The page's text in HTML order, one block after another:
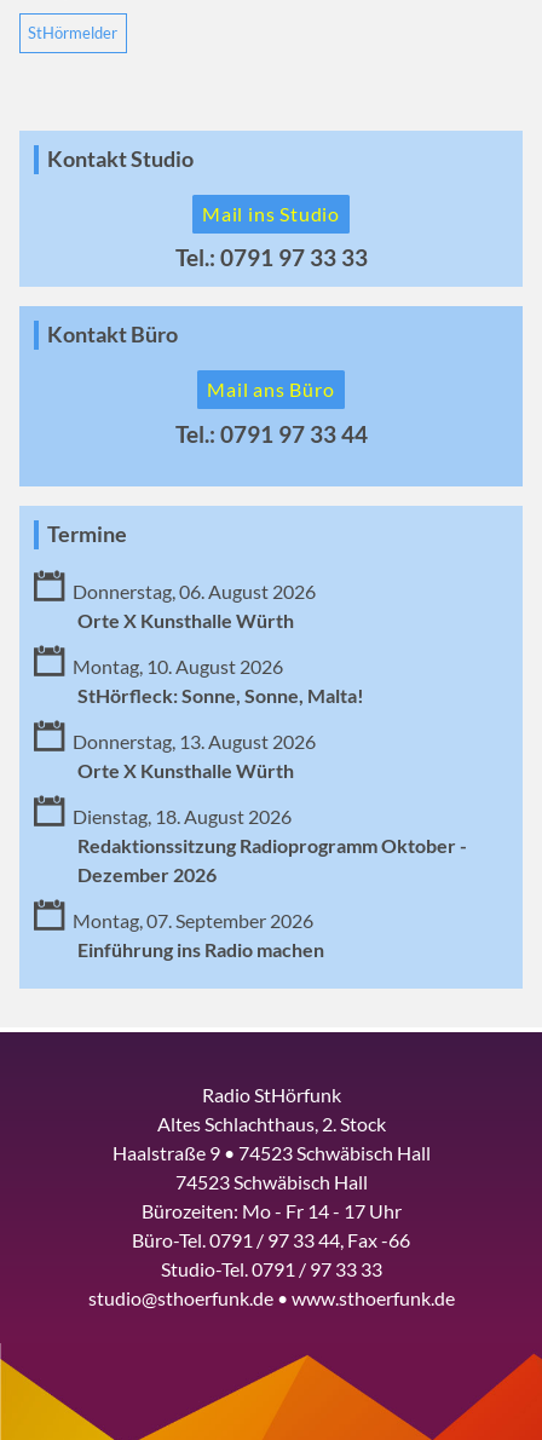
StHörmelder
Kontakt Studio
Mail ins Studio
Tel.: 0791 97 33 33
Kontakt Büro
Mail ans Büro
Tel.: 0791 97 33 44
Termine
Donnerstag, 06. August 2026
Orte X Kunsthalle Würth
Montag, 10. August 2026
StHörfleck: Sonne, Sonne, Malta!
Donnerstag, 13. August 2026
Orte X Kunsthalle Würth
Dienstag, 18. August 2026
Redaktionssitzung Radioprogramm Oktober -
Dezember 2026
Montag, 07. September 2026
Einführung ins Radio machen
Radio StHörfunk
Altes Schlachthaus, 2. Stock
Haalstraße 9 • 74523 Schwäbisch Hall
74523 Schwäbisch Hall
Bürozeiten: Mo - Fr 14 - 17 Uhr
Büro-Tel. 0791 / 97 33 44, Fax -66
Studio-Tel. 0791 / 97 33 33
studio@sthoerfunk.de • www.sthoerfunk.de